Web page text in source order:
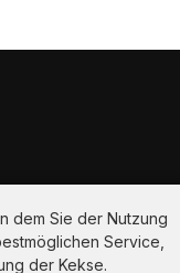
dem Sie der Nutzung
Service,
der Kekse.